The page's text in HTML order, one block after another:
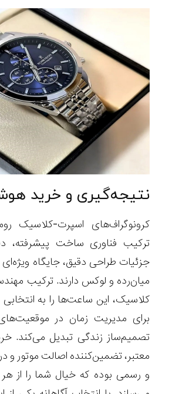
نتیجه‌گیری و خرید
کرونوگراف‌های اسپرت-کلاسیک
ترکیب فناوری ساخت پیشرفته،
جزئیات طراحی دقیق، جایگاه
میان‌رده و لوکس دارند. ترکیب
کلاسیک، این ساعت‌ها را به انتخابی
برای مدیریت زمان در
تصمیم‌ساز زندگی تبدیل می‌کند.
معتبر، تضمین‌کننده اصالت موتور و
و رسمی بوده که خیال شما را از